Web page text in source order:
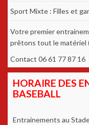
Sport Mixte : Filles et
Votre premier
prêtons tout le matériel
Contact 06 61 77 87 16
HORAIRE DES
BASEBALL
Entrainements au